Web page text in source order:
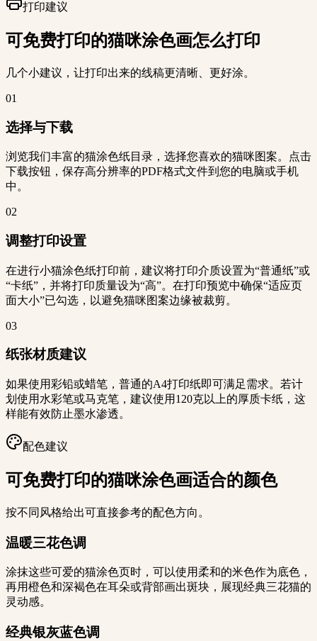
打印建议
可免费打印的猫咪涂色画怎么打印
几个小建议，让打印出来的线稿更清晰、更好涂。
01
选择与下载
浏览我们丰富的猫涂色纸目录，选择您喜欢的猫咪图案。点击
下载按钮，保存高分辨率的PDF格式文件到您的电脑或手机
中。
02
调整打印设置
在进行小猫涂色纸打印前，建议将打印介质设置为“普通纸”或
“卡纸”，并将打印质量设为“高”。在打印预览中确保“适应页
面大小”已勾选，以避免猫咪图案边缘被裁剪。
03
纸张材质建议
如果使用彩铅或蜡笔，普通的A4打印纸即可满足需求。若计
划使用水彩笔或马克笔，建议使用120克以上的厚质卡纸，这
样能有效防止墨水渗透。
配色建议
可免费打印的猫咪涂色画适合的颜色
按不同风格给出可直接参考的配色方向。
温暖三花色调
涂抹这些可爱的猫涂色页时，可以使用柔和的米色作为底色，
再用橙色和深褐色在耳朵或背部画出斑块，展现经典三花猫的
灵动感。
经典银灰蓝色调